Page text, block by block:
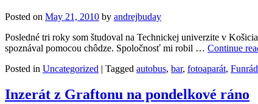
Posted on May 21, 2010 by andrejbuday
Posledné tri roky som študoval na Technickej univerzite v
spoznával pomocou chôdze. Spoločnosť mi robil … Continue
Posted in Uncategorized | Tagged autobus, bar, fotoaparát,
Inzerát z Graftonu na pondelkové ráno